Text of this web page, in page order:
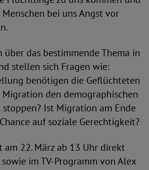
bei uns Angst vor
über das bestimmende Thema in
stellen sich Fragen wie:
benötigen die Geflüchteten
den demographischen
Ist Migration am Ende
auf soziale Gerechtigkeit?
am 22. März ab 13 Uhr direkt
im TV-Programm von Alex